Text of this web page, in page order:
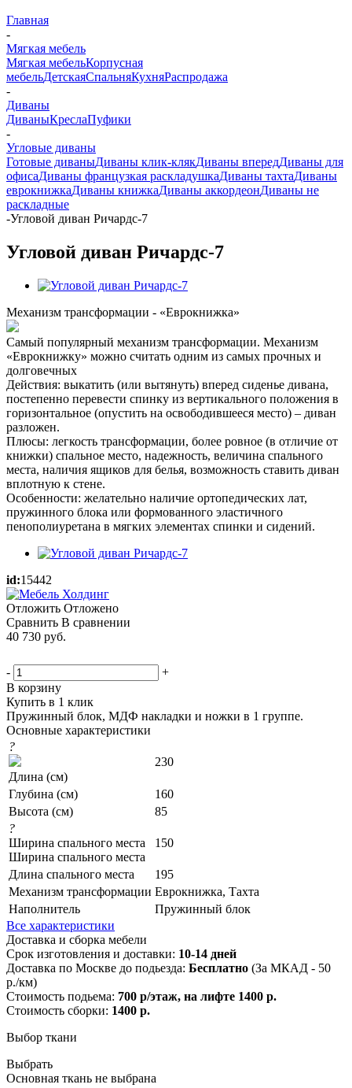
Главная
-
Мягкая мебель
Мягкая мебельКорпусная
мебельДетскаяСпальняКухняРаспродажа
-
Диваны
ДиваныКреслаПуфики
-
Угловые диваны
Готовые диваныДиваны клик-клякДиваны впередДиваны для
офисаДиваны французкая раскладушкаДиваны тахтаДиваны
еврокнижкаДиваны книжкаДиваны аккордеонДиваны не
раскладные
-Угловой диван Ричардс-7
Угловой диван Ричардс-7
Механизм трансформации - «Еврокнижка»
Самый популярный механизм трансформации. Механизм
«Еврокнижку» можно считать одним из самых прочных и
долговечных
Действия: выкатить (или вытянуть) вперед сиденье дивана,
постепенно перевести спинку из вертикального положения в
горизонтальное (опустить на освободившееся место) – диван
разложен.
Плюсы: легкость трансформации, более ровное (в отличие от
книжки) спальное место, надежность, величина спального
места, наличия ящиков для белья, возможность ставить диван
вплотную к стене.
Особенности: желательно наличие ортопедических лат,
пружинного блока или формованного эластичного
пенополиуретана в мягких элементах спинки и сидений.
id:15442
Отложить Отложено
Сравнить В сравнении
40 730 руб.
-
+
В корзину
Купить в 1 клик
Пружинный блок, МДФ накладки и ножки в 1 группе.
Основные характеристики
?
Длина (см)
230
Глубина (см)
160
Высота (см)
85
?
Ширина спального места
Ширина спального места
150
Длина спального места
195
Механизм трансформации Еврокнижка, Тахта
Наполнитель
Пружинный блок
Все характеристики
Доставка и сборка мебели
Срок изготовления и доставки: 10-14 дней
Доставка по Москве до подьезда: Бесплатно (За МКАД - 50
р./км)
Стоимость подьема: 700 р/этаж, на лифте 1400 р.
Стоимость сборки: 1400 р.
Выбор ткани
Выбрать
Основная ткань не выбрана